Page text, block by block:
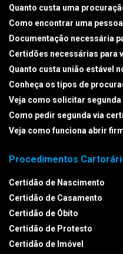
Quanto custa uma
Como encontrar uma
Documentação necessária
Certidões necessárias para
Quanto custa união estável
Conheça os tipos de
Veja como solicitar
Como pedir segunda via
Veja como funciona abrir
Procedimentos
Certidão de Nascimento
Certidão de Casamento
Certidão de Óbito
Certidão de Protesto
Certidão de Imóvel